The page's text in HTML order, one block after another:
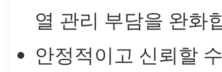
열 관리 부담을 완화
안정적이고 신뢰할